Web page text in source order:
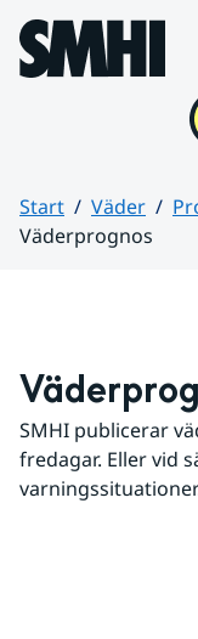
Hoppa till sidans
Start Väder
Väderprognos
SMHI publicerar
fredagar. Eller vid